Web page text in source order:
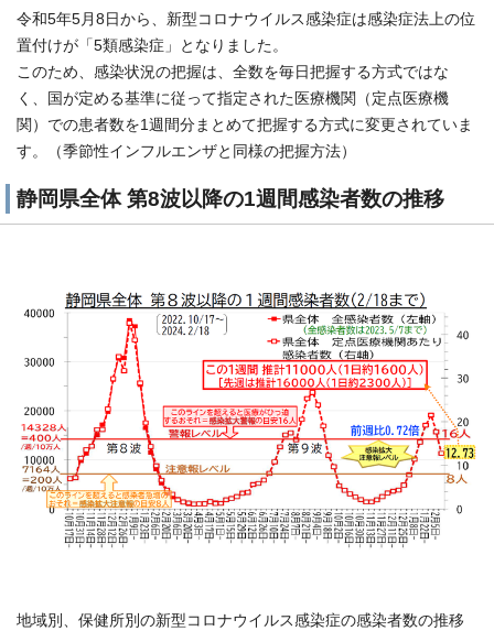
令和5年5月8日から、新型コロナウイルス感染症は感染症法上の位
置付けが「5類感染症」となりました。
このため、感染状況の把握は、全数を毎日把握する方式ではな
く、国が定める基準に従って指定された医療機関（定点医療機
関）での患者数を1週間分まとめて把握する方式に変更されていま
す。（季節性インフルエンザと同様の把握方法）
静岡県全体 第8波以降の1週間感染者数の推移
地域別、保健所別の新型コロナウイルス感染症の感染者数の推移